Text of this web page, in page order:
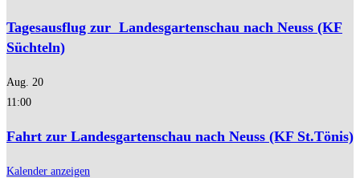
Tagesausflug zur Landesgartenschau nach Neuss (KF
Süchteln)
Aug. 20
11:00
Fahrt zur Landesgartenschau nach Neuss (KF St.Tönis)
Kalender anzeigen